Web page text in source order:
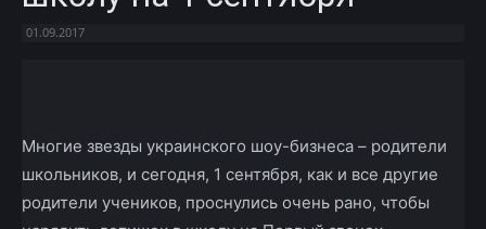
01.09.2017
Многие звезды украинского шоу-бизнеса – родители
школьников, и сегодня, 1 сентября, как и все другие
родители учеников, проснулись очень рано, чтобы